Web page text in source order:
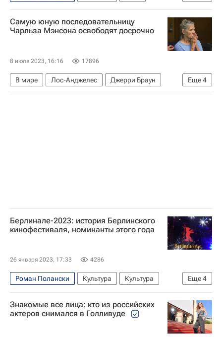
Италия
Люк Бессон
Александр Петров
Amazon
Netflix Кино
Самую юную последовательницу
Чарльза Мэнсона освободят досрочно
8 июля 2023, 16:16 17896
Еще4
В мире Лос-Анджелес
Джерри Браун
Гэвин Ньюсом
Чарльз Мэнсон
Берлинале-2023: история Берлинского
кинофестиваля, номинанты этого года
26 января 2023, 17:33 4286
Еще4
Роман Полански Культура
Культура
Кино
Берлинский кинофестиваль
Акира Куросава
Франсуа Трюффо
Знакомые все лица: кто из российских
актеров снимался в Голливуде